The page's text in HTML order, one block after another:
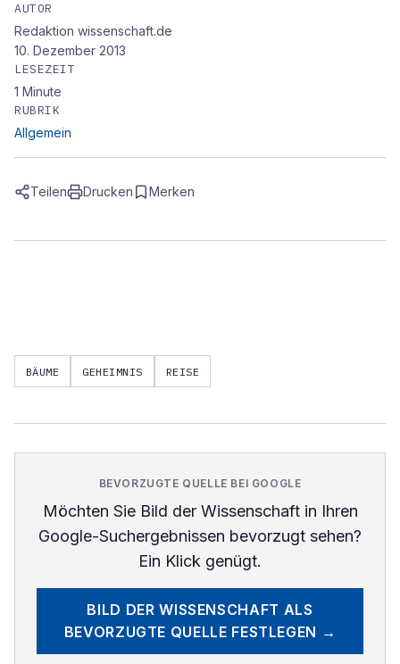
AUTOR
Redaktion wissenschaft.de
10. Dezember 2013
LESEZEIT
1 Minute
RUBRIK
Allgemein
Teilen Drucken Merken
BÄUME GEHEIMNIS REISE
BEVORZUGTE QUELLE BEI GOOGLE
Möchten Sie Bild der Wissenschaftin Ihren
Google-Suchergebnissen bevorzugt sehen?
Ein Klick genügt.
BILD DER WISSENSCHAFT ALS
BEVORZUGTE QUELLE FESTLEGEN →